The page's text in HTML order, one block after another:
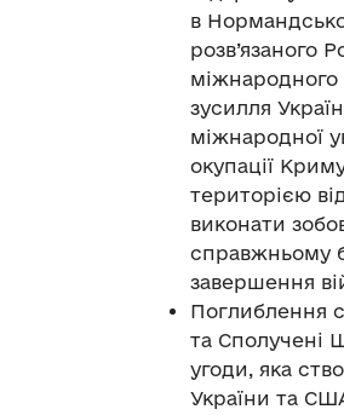
в
розв’язаного
зусилля
міжнародної
окупації
територією
виконати
справжньому
завершення
Поглиблення
та Сполучені
угоди, яка
України та